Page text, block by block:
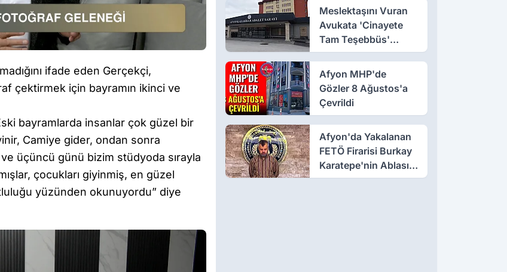
ifade eden Gerçekçi,
çektirmek için bayramın ikinci ve
bayramlarda insanlar çok güzel bir
Camiye gider, ondan sonra
üçüncü günü bizim stüdyoda sırayla
çocukları giyinmiş, en güzel
yüzünden okunuyordu” diye
Meslektaşını Vuran
Avukata 'Cinayete
Tam Teşebbüs'
Suçlaması
Afyon MHP'de
Gözler 8 Ağustos'a
Çevrildi
Afyon'da Yakalanan
FETÖ Firarisi Burkay
Karatepe'nin Ablası
Gözaltına Alındı